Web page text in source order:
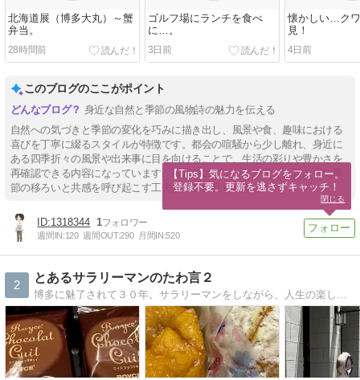
北海道展（博多大丸）～蟹
弁当。
28時間前
ゴルフ場にランチを食べ
に…。
3日前
懐かしい…ク
見！
4日前
このブログのここがポイント
身近な自然と季節の風物詩の魅力を伝える
自然への気づきと季節の変化を巧みに描き出し、風景や食、趣味における
喜びを丁寧に綴るスタイルが特徴です。都会の喧騒から少し離れ、身近に
ある四季折々の風景や出来事に目を向けることで、生活の彩りや豊かさを
再確認できる内容になっています。写真やエピソードを交え、読み手に季
節の移ろいと共感を呼び起こす工夫が随所に見られます。
1318344 1
週間IN:120 週間OUT:290 月間IN:520
2
とあるサラリーマンのたわ言２
博多に魅了されて３０年。サラリーマンをしながら、人生の楽しみをひたすら追い求めるクソ真面目な男←人からよく言われる。グルメ、ゴルフ、スノボーと趣味多彩。
【Tips】気になるブログをフォロー。
登録不要。更新を逃さずキャッチ！
閉じる